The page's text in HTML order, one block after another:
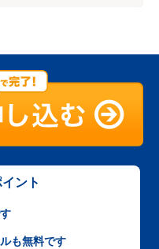
ント
も無料です